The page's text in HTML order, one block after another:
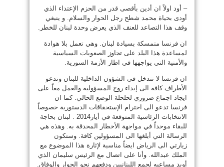
– أود اولاً ان أدين بأقصى قدر من الحزم الإعتداء الذي
أودى بحياة محمد شطح رجل الحوار والسلام. و ينبغي
وقف هذا التصاعد للعنف الذي يعرض وحدة لبنان للخطر.
ان فرنسا متمسكة بسيادة لبنان. وهي تعمل بلا هوادة
لمساعدة هذا البلد على تجاوز الصعوبات السياسية
والأمنية التي يواجهها في اطار الأزمة السورية.
ان فرنسا لا تتدخل في الشؤون الداخلية للبنان وتدعو
الأطراف كافة الى إبداء روح المسؤولية والعمل معاً على
ايجاد اجماع ضروري لحلحلة الوضع الحالي. كما ان
فرنسا تدعو الى احترام الإستحقاقات الدستورية خصوصاً
الانتخابات الرئاسية المتوقعة في أيار2014 . لبنان بحاجة
للبقاء موحداً في مواجهة الأخطار المحدقة به. وهذه هي
الرسالة التي أبلغها الى المسؤولين كافة. وستكون
زيارتي الى الرياض ايضاً مناسبة لإثارة هذا الموضوع مع
الملك عبدالله. وأنا على اتصال مع الرئيس سليمان الذي
أويد مساعيه لجمع اللبنانيين ودفعهم نحو الحوار والوفاق.